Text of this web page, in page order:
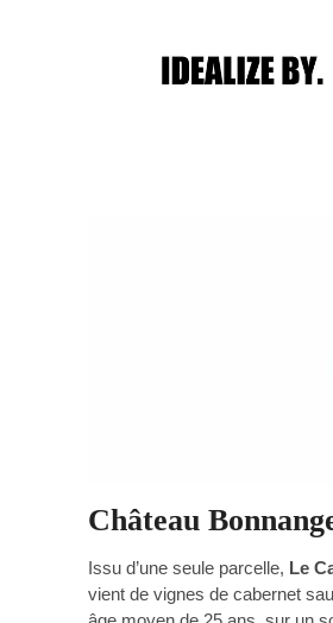
Château
Issu d’une seule parcelle, Le
vient de vignes de cabernet